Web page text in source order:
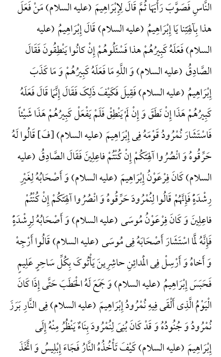
النَّاسِ فَصَوَّبَ رَأْیَهَا ثُمَّ قَالَ لِإِبْرَاهِیمَ (علیه السلام) مَنْ فَعَلَ
هذا بِآلِهَتِنا یَا إِبْرَاهِیمُ (علیه السلام) قَالَ إِبْرَاهِیمُ (علیه
السلام) فَعَلَهُ کَبِیرُهُمْ هذا فَسْئَلُوهُمْ إِنْ کانُوا یَنْطِقُونَ فَقَالَ
الصَّادِقُ (علیه السلام) وَ اللَّهِ مَا فَعَلَهُ کَبِیرُهُمْ وَ مَا کَذَبَ
إِبْرَاهِیمُ (علیه السلام) فَقِیلَ فَکَیْفَ ذَلِکَ فَقَالَ إِنَّمَا قَالَ فَعَلَهُ
کَبِیرُهُمْ هَذَا إِنْ نَطَقَ وَ إِنْ لَمْ یَنْطِقْ فَلَمْ یَفْعَلْ کَبِیرُهُمْ هَذَا شَیْئاً
فَاسْتَشَارَ نُمْرُودُ قَوْمَهُ فِی إِبْرَاهِیمَ (علیه السلام) {فَ} قَالُوا لَهُ
حَرِّقُوهُ وَ انْصُرُوا آلِهَتَکُمْ إِنْ کُنْتُمْ فاعِلِینَ فَقَالَ الصَّادِقُ (علیه
السلام) کَانَ فِرْعَوْنُ إِبْرَاهِیمَ (علیه السلام) وَ أَصْحَابُهُ لِغَیْرِ
رِشْدَهًٍْ فَإِنَّهُمْ قَالُوا لِنُمْرُودَ حَرِّقُوهُ وَ انْصُرُوا آلِهَتَکُمْ إِنْ کُنْتُمْ
فاعِلِینَ وَ کَانَ فِرْعَوْنُ مُوسَی (علیه السلام) وَ أَصْحَابُهُ لِرِشْدَهًٍْ
فَإِنَّهُ لَمَّا اسْتَشَارَ أَصْحَابَهُ فِی مُوسَی (علیه السلام) قَالُوا أَرْجِهْ
وَ أَخاهُ وَ أَرْسِلْ فِی الْمَدائِنِ حاشِرِینَ یَأْتُوکَ بِکُلِّ سَاحِرٍ عَلِیمٍ
فَحَبَسَ إِبْرَاهِیمُ (علیه السلام) وَ جَمَعَ لَهُ الْحَطَبَ حَتَّی إِذَا کَانَ
الْیَوْمُ الَّذِی أَلْقَی فِیهِ نُمْرُودُ إِبْرَاهِیمَ (علیه السلام) فِی النَّارِ بَرَزَ
نُمْرُودُ وَ جُنُودُهُ وَ قَدْ کَانَ بُنِیَ لِنُمْرُودَ بِنَاءٌ یَنْظُرُ مِنْهُ إِلَی
إِبْرَاهِیمَ (علیه السلام) کَیْفَ تَأْخُذُهُ النَّارُ فَجَاءَ إِبْلِیسُ وَ اتَّخَذَ